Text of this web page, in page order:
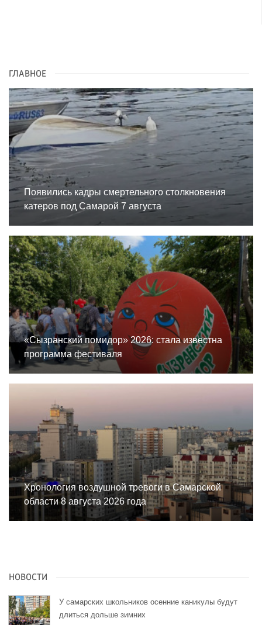
ГЛАВНОЕ
Появились кадры смертельного столкновения
катеров под Самарой 7 августа
«Сызранский помидор» 2026: стала известна
программа фестиваля
Хронология воздушной тревоги в Самарской
области 8 августа 2026 года
НОВОСТИ
У самарских школьников осенние каникулы будут
длиться дольше зимних